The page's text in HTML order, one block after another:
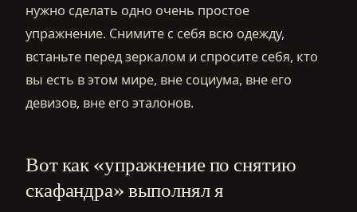
нужно сделать одно очень простое
упражнение. Снимите с себя всю одежду,
встаньте перед зеркалом и спросите себя, кто
вы есть в этом мире, вне социума, вне его
девизов, вне его эталонов.
Вот как «упражнение по снятию
скафандра» выполнял я